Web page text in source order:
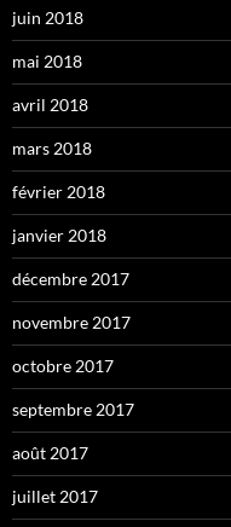
juin 2018
mai 2018
avril 2018
mars 2018
février 2018
janvier 2018
décembre 2017
novembre 2017
octobre 2017
septembre 2017
août 2017
juillet 2017